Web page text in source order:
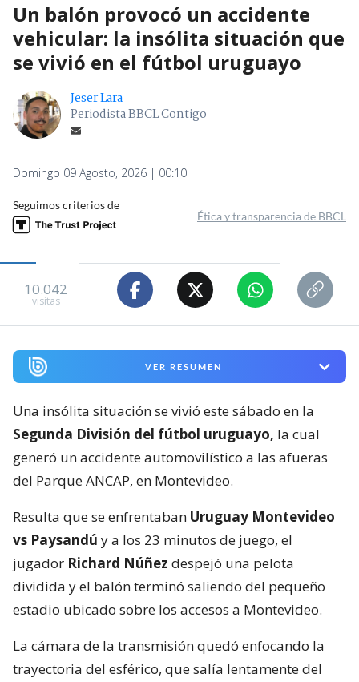
Un balón provocó un accidente
vehicular: la insólita situación que
se vivió en el fútbol uruguayo
Jeser Lara
Periodista BBCL Contigo
Domingo 09 Agosto, 2026 | 00:10
Seguimos criterios de
Ética y transparencia de BBCL
10.042
visitas
VER RESUMEN
Una insólita situación se vivió este sábado en la
Segunda División del fútbol uruguayo, la cual
generó un accidente automovilístico a las afueras
del Parque ANCAP, en Montevideo.
Resulta que se enfrentaban Uruguay Montevideo
vs Paysandú y a los 23 minutos de juego, el
jugador Richard Núñez despejó una pelota
dividida y el balón terminó saliendo del pequeño
estadio ubicado sobre los accesos a Montevideo.
La cámara de la transmisión quedó enfocando la
trayectoria del esférico, que salía lentamente del